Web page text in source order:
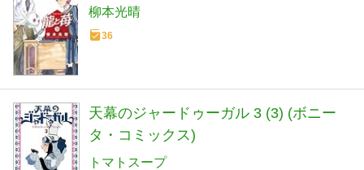
柳本光晴
36
天幕のジャードゥーガル 3 (3) (ボニー
タ・コミックス)
トマトスープ